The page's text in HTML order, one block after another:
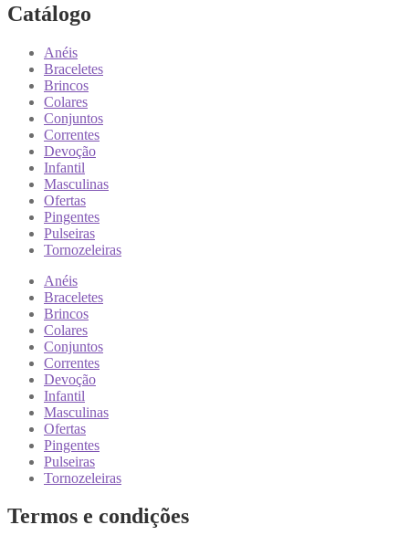
Catálogo
Anéis
Braceletes
Brincos
Colares
Conjuntos
Correntes
Devoção
Infantil
Masculinas
Ofertas
Pingentes
Pulseiras
Tornozeleiras
Anéis
Braceletes
Brincos
Colares
Conjuntos
Correntes
Devoção
Infantil
Masculinas
Ofertas
Pingentes
Pulseiras
Tornozeleiras
Termos e condições